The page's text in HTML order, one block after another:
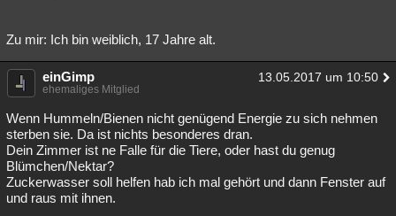
Zu mir: Ich bin weiblich, 17 Jahre alt.
einGimp 13.05.2017 um 10:50
ehemaliges Mitglied
Wenn Hummeln/Bienen nicht genügend Energie zu sich nehmen
sterben sie. Da ist nichts besonderes dran.
Dein Zimmer ist ne Falle für die Tiere, oder hast du genug
Blümchen/Nektar?
Zuckerwasser soll helfen hab ich mal gehört und dann Fenster auf
und raus mit ihnen.